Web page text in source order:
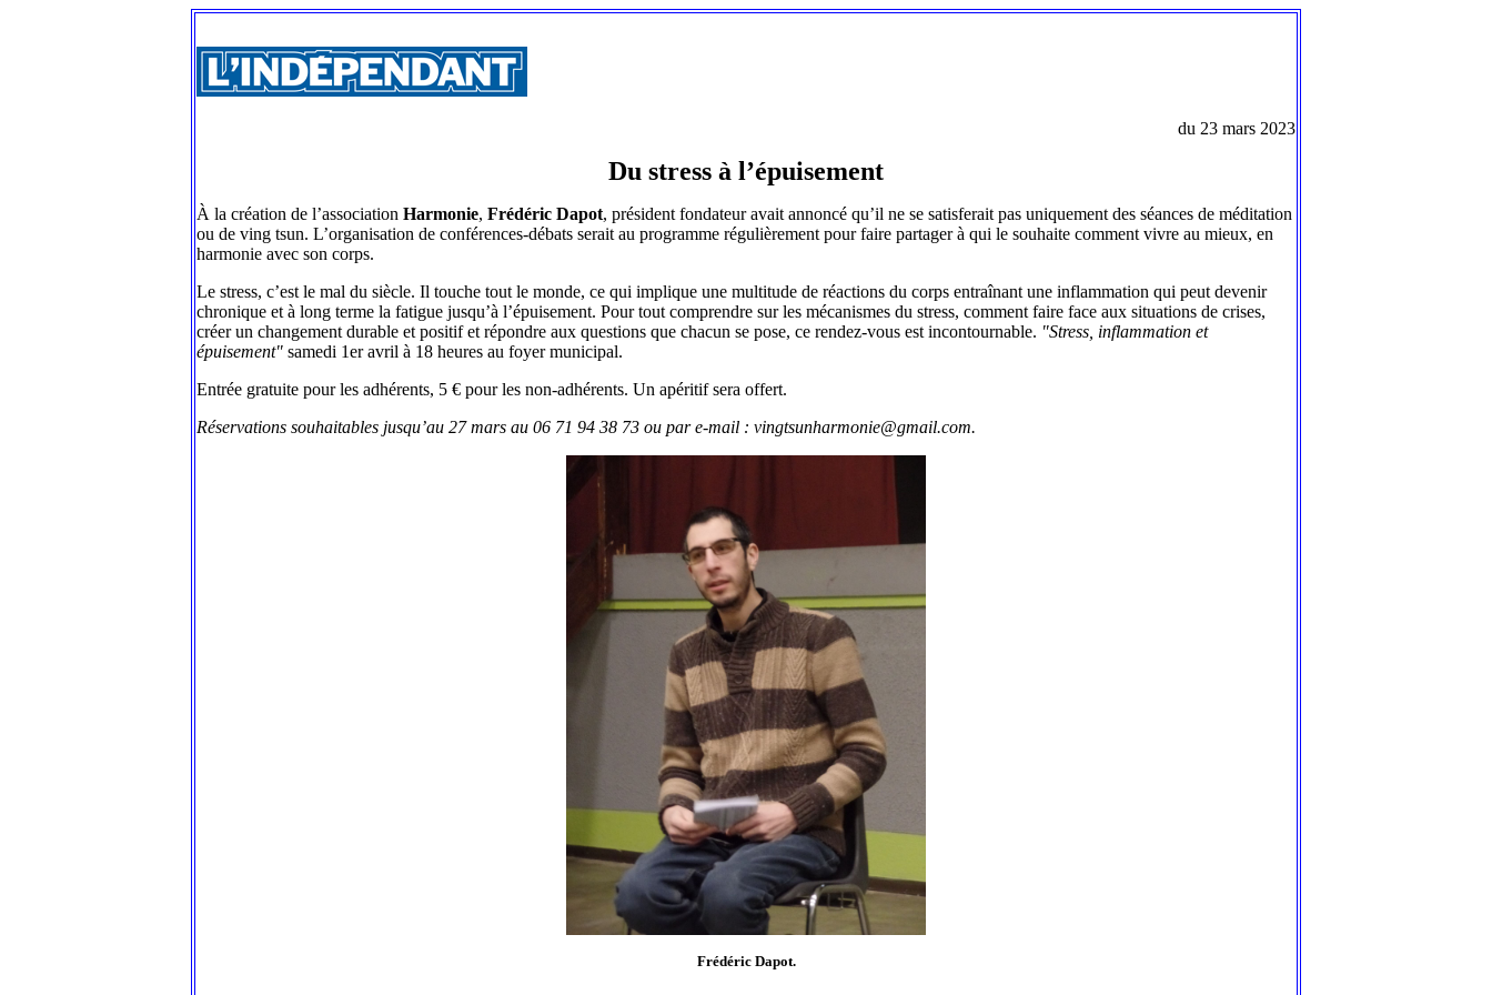
du 23 mars 2023
Du stress à l’épuisement
À la création de l’association Harmonie, Frédéric Dapot, président fondateur avait annoncé qu’il ne se satisferait pas uniquement des séances de méditation
ou de ving tsun. L’organisation de conférences-débats serait au programme régulièrement pour faire partager à qui le souhaite comment vivre au mieux, en
harmonie avec son corps.
Le stress, c’est le mal du siècle. Il touche tout le monde, ce qui implique une multitude de réactions du corps entraînant une inflammation qui peut devenir
chronique et à long terme la fatigue jusqu’à l’épuisement. Pour tout comprendre sur les mécanismes du stress, comment faire face aux situations de crises,
créer un changement durable et positif et répondre aux questions que chacun se pose, ce rendez-vous est incontournable. "Stress, inflammation et
épuisement" samedi 1er avril à 18 heures au foyer municipal.
Entrée gratuite pour les adhérents, 5 € pour les non-adhérents. Un apéritif sera offert.
Réservations souhaitables jusqu’au 27 mars au 06 71 94 38 73 ou par e-mail : vingtsunharmonie@gmail.com.
Frédéric Dapot.